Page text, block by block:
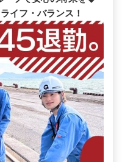
イフ・バランス！